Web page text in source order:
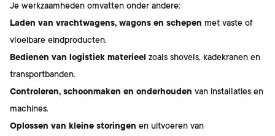
Je werkzaamheden omvatten onder andere:
Laden van vrachtwagens, wagons en schepen met vaste of
vloeibare eindproducten.
Bedienen van logistiek materieel zoals shovels, kadekranen en
transportbanden.
Controleren, schoonmaken en onderhouden van installaties en
machines.
Oplossen van kleine storingen en uitvoeren van